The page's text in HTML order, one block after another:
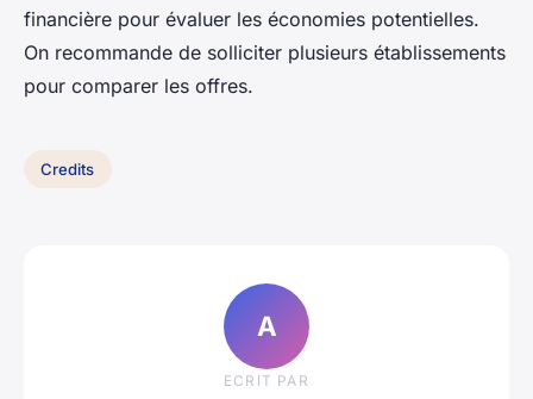
financière pour évaluer les économies potentielles.
On recommande de solliciter plusieurs établissements
pour comparer les offres.
Credits
A
ECRIT PAR